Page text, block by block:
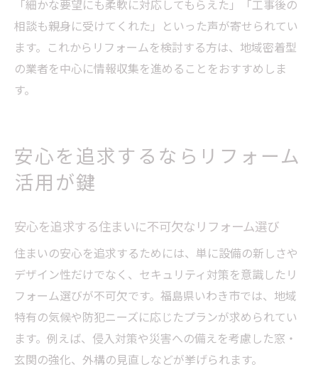
「細かな要望にも柔軟に対応してもらえた」「工事後の
相談も親身に受けてくれた」といった声が寄せられてい
ます。これからリフォームを検討する方は、地域密着型
の業者を中心に情報収集を進めることをおすすめしま
す。
安心を追求するならリフォーム
活用が鍵
安心を追求する住まいに不可欠なリフォーム選び
住まいの安心を追求するためには、単に設備の新しさや
デザイン性だけでなく、セキュリティ対策を意識したリ
フォーム選びが不可欠です。福島県いわき市では、地域
特有の気候や防犯ニーズに応じたプランが求められてい
ます。例えば、侵入対策や災害への備えを考慮した窓・
玄関の強化、外構の見直しなどが挙げられます。